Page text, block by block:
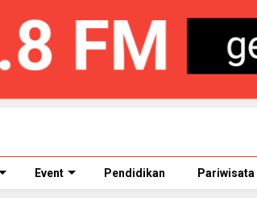
Event Pendidikan Pariwisata